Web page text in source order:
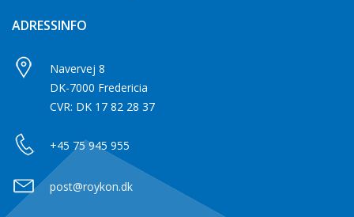
ADRESSINFO
Navervej 8
DK-7000 Fredericia
CVR: DK 17 82 28 37
+45 75 945 955
post@roykon.dk